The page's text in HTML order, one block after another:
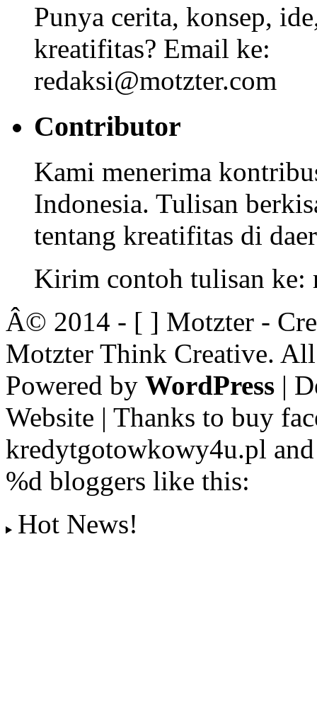
Punya cerita, konsep,
kreatifitas? Email ke:
redaksi@motzter.com
Contributor
Kami menerima
Indonesia. Tulisan
tentang kreatifitas di
Kirim contoh tulisan ke:
Â© 2014 - [ ] Motzter -
Motzter Think Creative.
Powered by WordPress |
Website | Thanks to buy
kredytgotowkowy4u.pl
%d bloggers like this:
Hot News!